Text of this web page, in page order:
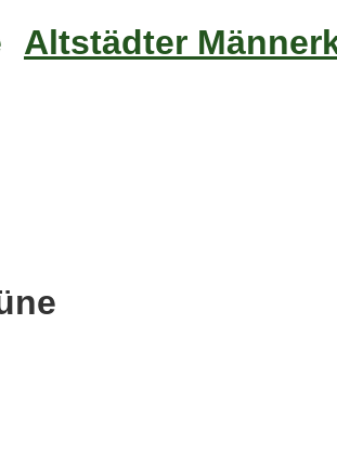
Altstädter